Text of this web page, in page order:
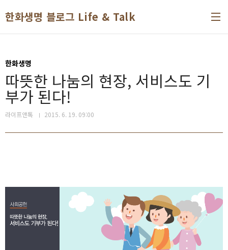
한화생명 블로그 Life & Talk
한화생명
따뜻한 나눔의 현장, 서비스도 기
부가 된다!
라이프앤톡 2015. 6. 19. 09:00